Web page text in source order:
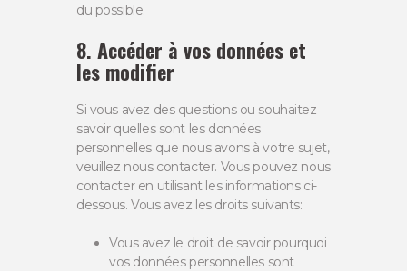
du possible.
8. Accéder à vos données et
les modifier
Si vous avez des questions ou souhaitez
savoir quelles sont les données
personnelles que nous avons à votre sujet,
veuillez nous contacter. Vous pouvez nous
contacter en utilisant les informations ci-
dessous. Vous avez les droits suivants:
Vous avez le droit de savoir pourquoi
vos données personnelles sont